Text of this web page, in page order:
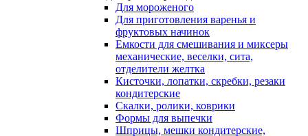
Для мороженого
Для приготовления варенья и
фруктовых начинок
Емкости для смешивания и миксеры
механические, веселки, сита,
отделители желтка
Кисточки, лопатки, скребки, резаки
кондитерские
Скалки, ролики, коврики
Формы для выпечки
Шприцы, мешки кондитерские,